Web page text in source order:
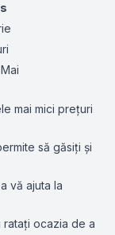
mai mici prețuri
să găsiți și
vă ajuta la
ratați ocazia de a